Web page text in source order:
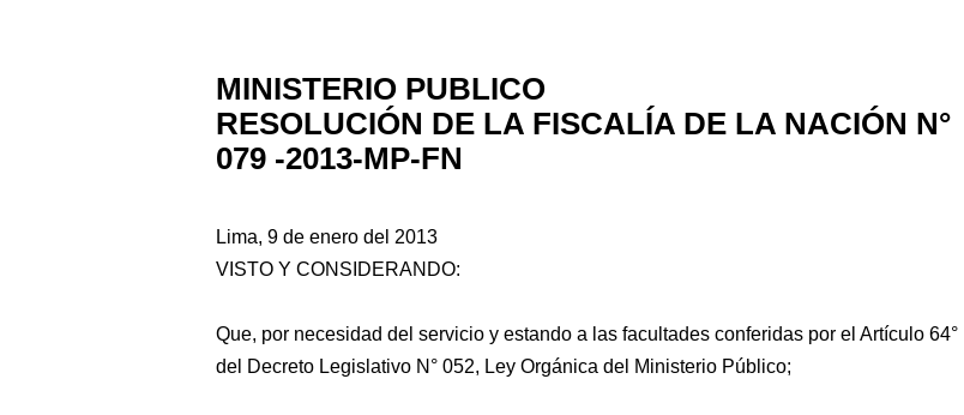
MINISTERIO PUBLICO
RESOLUCIÓN DE LA FISCALÍA DE LA NACIÓN N°
079 -2013-MP-FN
Lima, 9 de enero del 2013
VISTO Y CONSIDERANDO:
Que, por necesidad del servicio y estando a las facultades conferidas por el Artículo 64°
del Decreto Legislativo N° 052, Ley Orgánica del Ministerio Público;